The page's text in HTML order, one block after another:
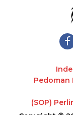
Pedoman
(SOP)